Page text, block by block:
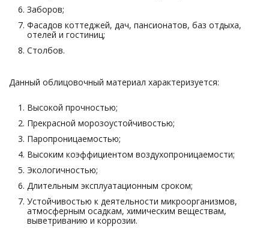
Заборов;
Фасадов коттеджей, дач, пансионатов, баз отдыха,
отелей и гостиниц;
Столбов.
Данный облицовочный материал характеризуется:
Высокой прочностью;
Прекрасной морозоустойчивостью;
Паропроницаемостью;
Высоким коэффициентом воздухопроницаемости;
Экологичностью;
Длительным эксплуатационным сроком;
Устойчивостью к деятельности микроорганизмов,
атмосферным осадкам, химическим веществам,
выветриванию и коррозии.